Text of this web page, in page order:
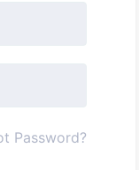
Password?